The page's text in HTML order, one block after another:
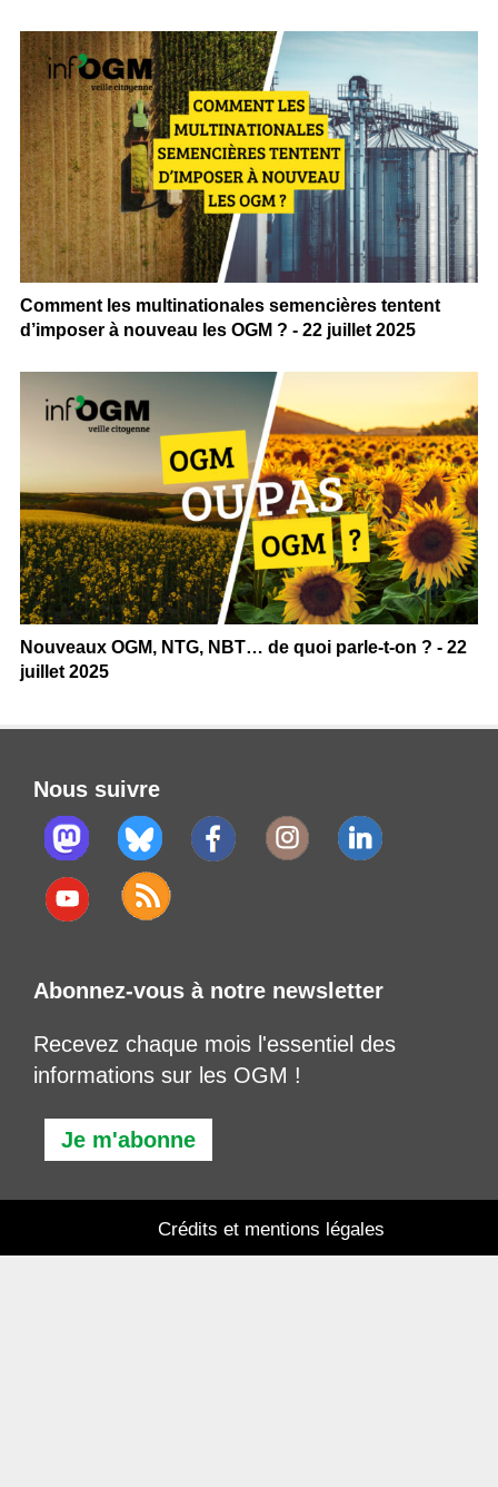
Comment les multinationales semencières tentent
d’imposer à nouveau les OGM ? - 22 juillet 2025
Nouveaux OGM, NTG, NBT… de quoi parle-t-on ? - 22
juillet 2025
Nous suivre
Abonnez-vous à notre newsletter
Recevez chaque mois l'essentiel des
informations sur les OGM !
Je m'abonne
Crédits et mentions légales